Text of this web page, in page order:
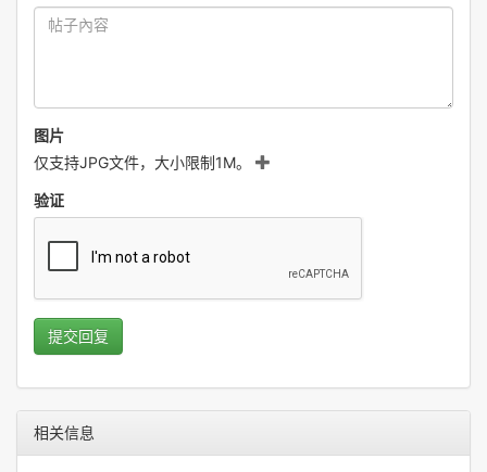
图片
仅支持JPG文件，大小限制1M。
验证
提交回复
相关信息